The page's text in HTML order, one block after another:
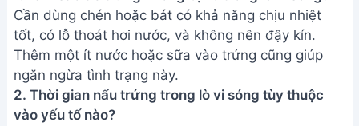
ngăn ngừa tình trạng này.
2. Thời gian nấu trứng trong lò vi sóng tùy thuộc
vào yếu tố nào?
Công suất lò vi sóng, kích thước quả trứng, và loại
trứng (ví dụ trứng gà, trứng vịt) sẽ ảnh hưởng đến
thời gian nấu. Bạn nên tham khảo hướng dẫn cụ